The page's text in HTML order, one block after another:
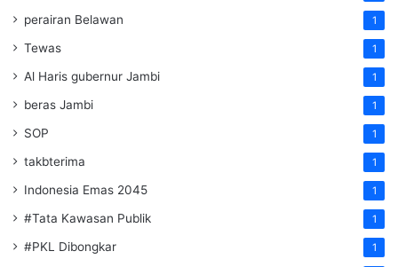
perairan Belawan 1
Tewas 1
Al Haris gubernur Jambi 1
beras Jambi 1
SOP 1
takbterima 1
Indonesia Emas 2045 1
#Tata Kawasan Publik 1
#PKL Dibongkar 1